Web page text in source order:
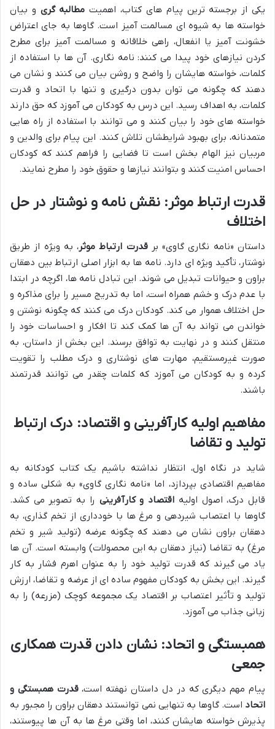
یکی از برجسته ترین پیام های کتاب، اهمیت مطالبه گری و بیان
خواسته ها به شیوه ای مسالمت آمیز است. گاوها به جای اعتراض
خشونت آمیز یا انفعال، راهی خلاقانه و مسالمت آمیز برای مطرح
کردن نیازهای خود پیدا می کنند: نامه نگاری. آن ها با استفاده از
کلمات، خواسته هایشان را واضح و روشن بیان می کنند و نشان می
دهند که چگونه می توان بدون درگیری و تنها با اتحاد و قدرت
کلمات، به اهداف رسید. این درس به کودکان می آموزد که حق دارند
خواسته های خود را بیان کنند و می توانند با استفاده از راه هایی
متمدنانه، برای بهبود شرایطشان تلاش کنند. این پیام برای والدین و
مربیان نیز الهام بخش است تا فضایی را فراهم کنند که کودکان
احساس امنیت کنند و بتوانند نیازها و حقوق خود را مطرح نمایند.
قدرت ارتباط موثر: نقش نامه و نوشتار در حل
اختلاف
داستان «نامه نگاری گاوی» برقدرت ارتباط موثر، به ویژه از طریق
نوشتار، تأکید ویژه ای دارد. نامه ها به ابزار اصلی ارتباط بین دهقان
براون و حیوانات تبدیل می شوند. این تبادل نامه ها، اگرچه در ابتدا
با عدم درک و خشم همراه است، اما به تدریج مسیر را برای مذاکره و
حل اختلاف هموار می کند. کودکان درک می کنند که چگونه نوشتن و
خواندن می تواند به آن ها کمک کند تا افکار و احساسات خود را
منتقل کنند و در نهایت به توافق برسند. این بخش از داستان، به
صورت غیرمستقیم، مهارت های نوشتاری و درک مطلب را تقویت
کرده و به کودکان می آموزد که کلمات چقدر می توانند قدرتمند
باشند.
مفاهیم اولیه کارآفرینی و اقتصاد: درک ارتباط
تولید و تقاضا
شاید در نگاه اول، انتظار نداشته باشیم یک کتاب کودکانه به
مفاهیم اقتصادی بپردازد، اما «نامه نگاری گاوی» به شکلی ساده و
قابل درک، اصول اولیه اقتصاد و کارآفرینی را به تصویر می کشد.
گاوها با اعتصاب شیردهی و مرغ ها با خودداری از تخم گذاری، به
دهقان براون نشان می دهند که چگونه عرضه (تولید شیر و تخم
مرغ) به تقاضا (نیاز دهقان به این محصولات) وابسته است. آن ها
یاد می گیرند که قدرت تولید خود را به عنوان اهرم فشار به کار
گیرند. این بخش به کودکان مفهوم ساده ای از عرضه و تقاضا، ارزش
تولید و تأثیر اعتصاب بر اقتصاد یک مجموعه کوچک (مزرعه) را به
زبانی جذاب می آموزد.
همبستگی و اتحاد: نشان دادن قدرت همکاری
جمعی
پیام مهم دیگری که در دل داستان نهفته است،قدرت همبستگی و
اتحاد است. گاوها به تنهایی نمی توانستند دهقان براون را مجبور به
پذیرش خواسته هایشان کنند، اما وقتی مرغ ها به آن ها پیوستند،